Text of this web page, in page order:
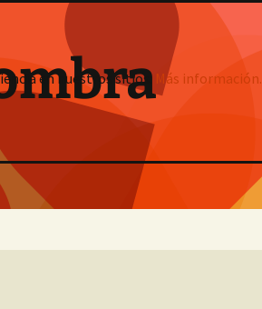
en nuestros sitios: Más información.